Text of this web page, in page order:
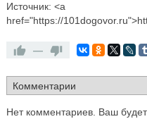
Источник: <a
href="https://
—
Нет комментариев. Ваш